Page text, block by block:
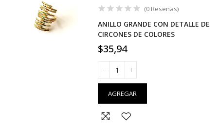
(0 Reseñas)
ANILLO GRANDE CON DETALLE DE
CIRCONES DE COLORES
$35,94
AGREGAR